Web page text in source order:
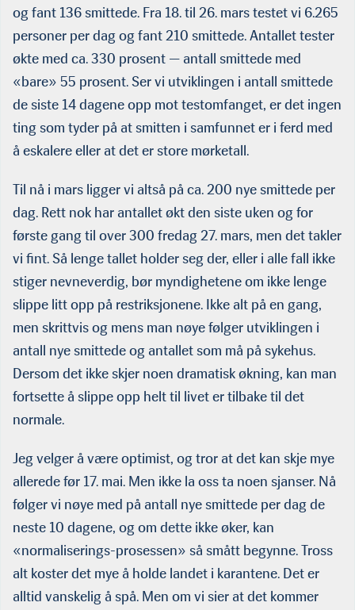
og fant 136 smittede. Fra 18. til 26. mars testet vi 6.265
personer per dag og fant 210 smittede. Antallet tester
økte med ca. 330 prosent — antall smittede med
«bare» 55 prosent. Ser vi utviklingen i antall smittede
de siste 14 dagene opp mot testomfanget, er det ingen
ting som tyder på at smitten i samfunnet er i ferd med
å eskalere eller at det er store mørketall.
Til nå i mars ligger vi altså på ca. 200 nye smittede per
dag. Rett nok har antallet økt den siste uken og for
første gang til over 300 fredag 27. mars, men det takler
vi fint. Så lenge tallet holder seg der, eller i alle fall ikke
stiger nevneverdig, bør myndighetene om ikke lenge
slippe litt opp på restriksjonene. Ikke alt på en gang,
men skrittvis og mens man nøye følger utviklingen i
antall nye smittede og antal­let som må på sykehus.
Dersom det ikke skjer noen dramatisk økning, kan man
fortsette å slippe opp helt til livet er tilbake til det
normale.
Jeg velger å være optimist, og tror at det kan skje mye
allerede før 17. mai. Men ikke la oss ta noen sjanser. Nå
følger vi nøye med på antall nye smittede per dag de
neste 10 dagene, og om dette ikke øker, kan
«normaliserings-prosessen» så smått begynne. Tross
alt koster det mye å holde landet i karan­tene. Det er
alltid vanskelig å spå. Men om vi sier at det kommer